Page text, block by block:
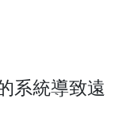
系統導致遠